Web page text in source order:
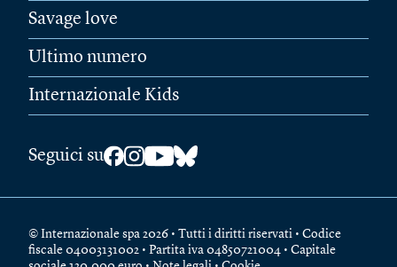
Savage love
Ultimo numero
Internazionale Kids
Seguici su
© Internazionale spa 2026 • Tutti i diritti riservati • Codice
fiscale 04003131002 • Partita iva 04850721004 • Capitale